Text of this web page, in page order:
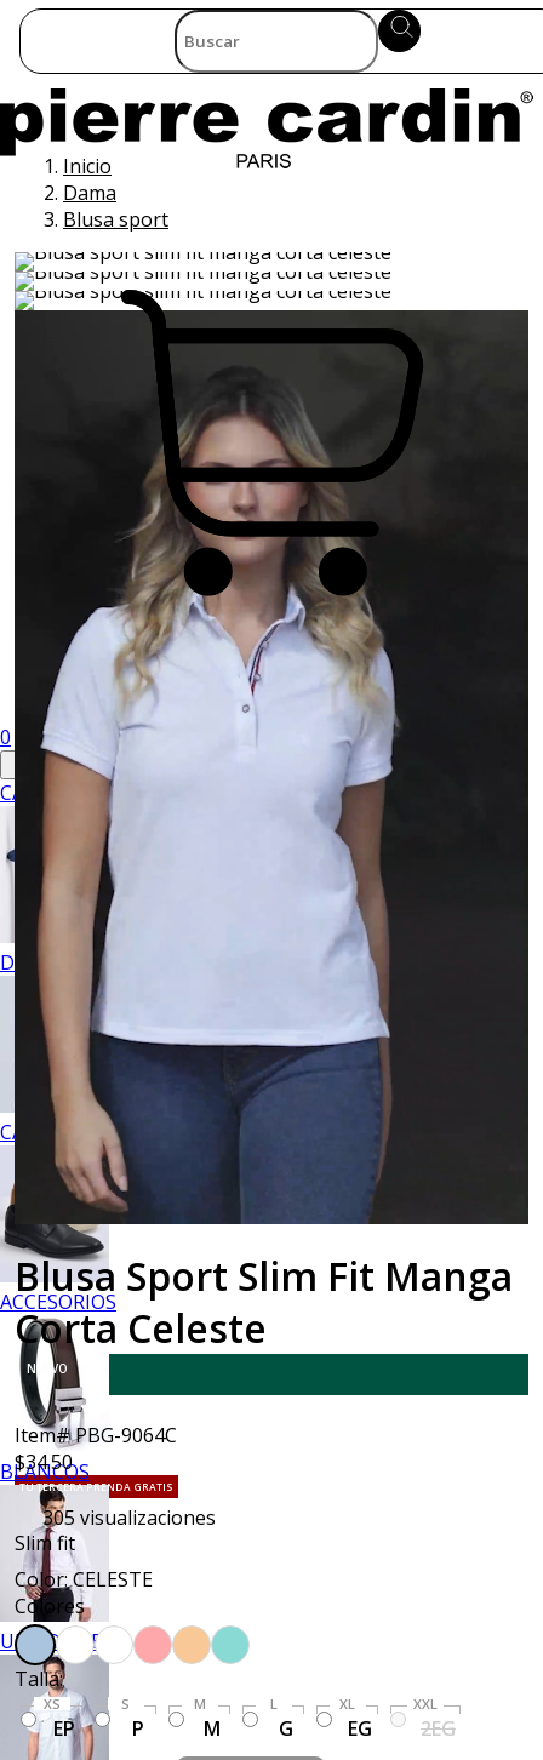
0
CABALLERO
DAMA
CALZADO
ACCESORIOS
BLANCOS
UNIFORMES
Inicio
Dama
Blusa sport
Blusa Sport Slim Fit Manga
Corta Celeste
NUEVO
Item# PBG-9064C
$34.50
TU TERCERA PRENDA GRATIS
305 visualizaciones
Slim fit
Color: CELESTE
Colores
Talla:
XS
EP
S
P
M
M
L
G
XL
EG
XXL
2EG